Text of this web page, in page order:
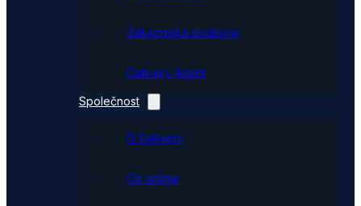
Zákaznická podpora
Dativery Agent
Společnost
O Dativery
Co umíme